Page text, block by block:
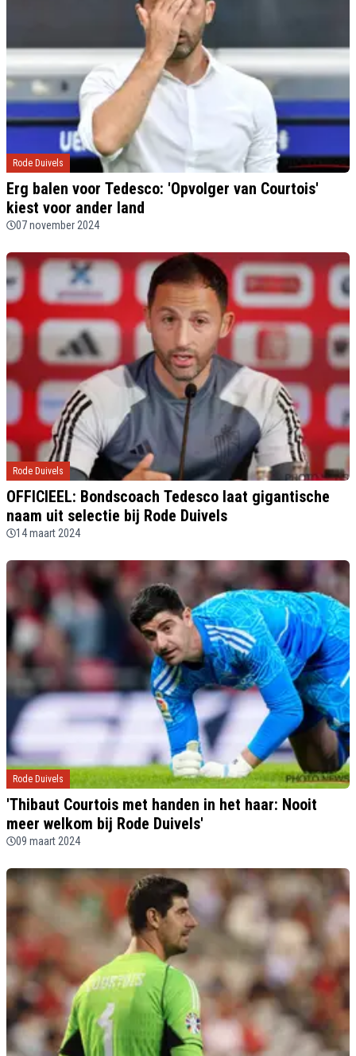
Rode Duivels
Erg balen voor Tedesco: 'Opvolger van Courtois'
kiest voor ander land
07 november 2024
Rode Duivels
OFFICIEEL: Bondscoach Tedesco laat gigantische
naam uit selectie bij Rode Duivels
14 maart 2024
Rode Duivels
'Thibaut Courtois met handen in het haar: Nooit
meer welkom bij Rode Duivels'
09 maart 2024